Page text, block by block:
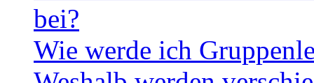
bei?
Wie werde ich